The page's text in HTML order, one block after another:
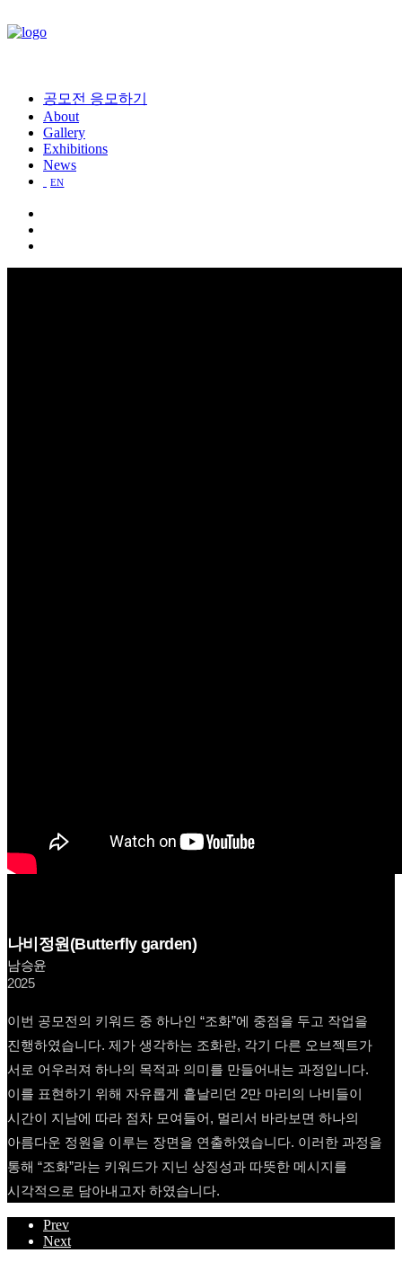
공모전 응모하기
About
Gallery
Exhibitions
News
EN
나비정원(Butterfly garden)
남승윤
2025
이번 공모전의 키워드 중 하나인 “조화”에 중점을 두고 작업을
진행하였습니다. 제가 생각하는 조화란, 각기 다른 오브젝트가
서로 어우러져 하나의 목적과 의미를 만들어내는 과정입니다.
이를 표현하기 위해 자유롭게 흩날리던 2만 마리의 나비들이
시간이 지남에 따라 점차 모여들어, 멀리서 바라보면 하나의
아름다운 정원을 이루는 장면을 연출하였습니다. 이러한 과정을
통해 “조화”라는 키워드가 지닌 상징성과 따뜻한 메시지를
시각적으로 담아내고자 하였습니다.
Prev
Next